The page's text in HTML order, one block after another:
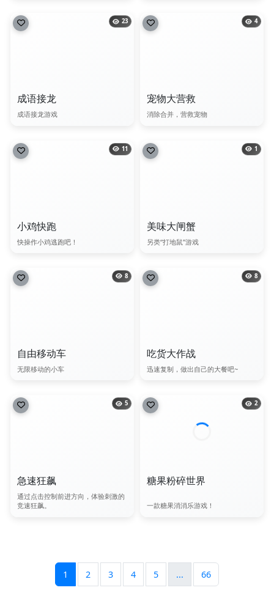
23
成语接龙
成语接龙游戏
4
宠物大营救
消除合并，营救宠物
11
小鸡快跑
快操作小鸡逃跑吧！
1
美味大闸蟹
另类“打地鼠”游戏
8
自由移动车
无限移动的小车
8
吃货大作战
迅速复制，做出自己的大餐吧~
5
急速狂飙
通过点击控制前进方向，体验刺激的
竞速狂飙。
2
糖果粉碎世界
一款糖果消消乐游戏！
1 2 3 4 5 ... 66